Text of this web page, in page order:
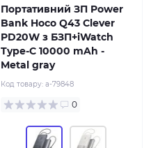
Портативний ЗП Power
Bank Hoco Q43 Clever
PD20W з БЗП+iWatch
Type-C 10000 mAh -
Metal gray
Код товару: a-79848
0